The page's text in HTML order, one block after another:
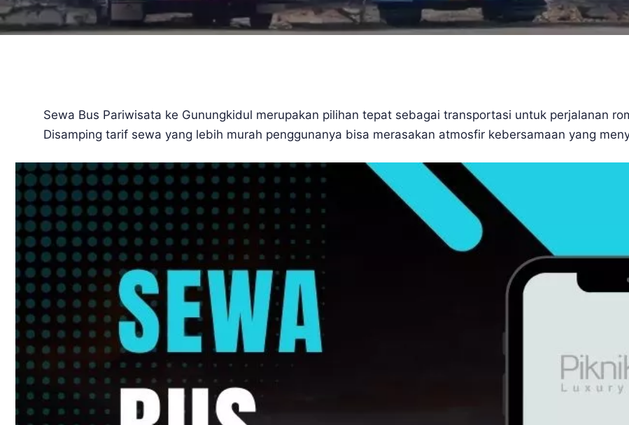
Sewa Bus Pariwisata ke Gunungkidul merupakan pilihan tepat sebagai transportasi untuk perjalanan
Disamping tarif sewa yang lebih murah penggunanya bisa merasakan atmosfir kebersamaan yang